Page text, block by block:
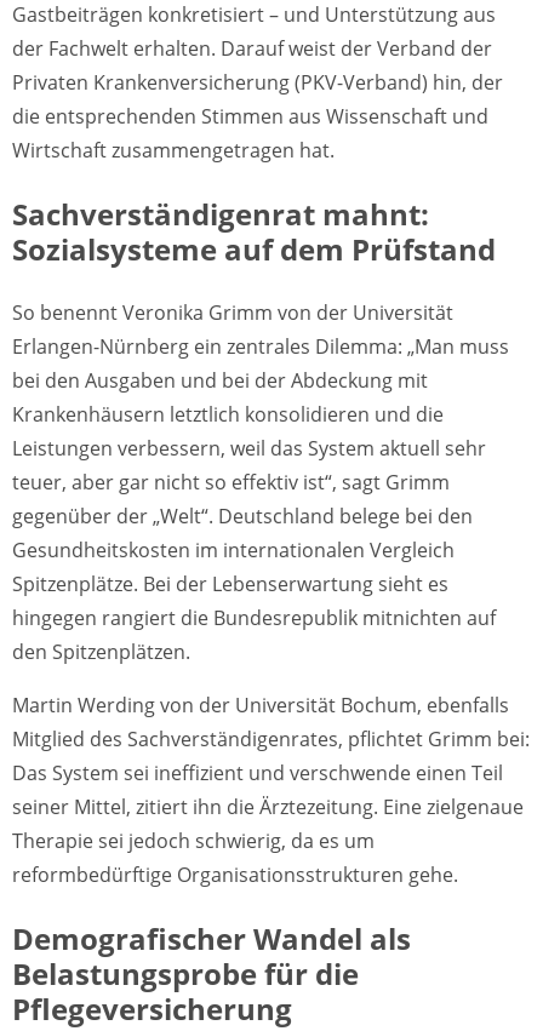
Gastbeiträgen konkretisiert – und Unterstützung aus
der Fachwelt erhalten. Darauf weist der Verband der
Privaten Krankenversicherung (PKV-Verband) hin, der
die entsprechenden Stimmen aus Wissenschaft und
Wirtschaft zusammengetragen hat.
Sachverständigenrat mahnt:
Sozialsysteme auf dem Prüfstand
So benennt Veronika Grimm von der Universität
Erlangen-Nürnberg ein zentrales Dilemma: „Man muss
bei den Ausgaben und bei der Abdeckung mit
Krankenhäusern letztlich konsolidieren und die
Leistungen verbessern, weil das System aktuell sehr
teuer, aber gar nicht so effektiv ist“, sagt Grimm
gegenüber der „Welt“. Deutschland belege bei den
Gesundheitskosten im internationalen Vergleich
Spitzenplätze. Bei der Lebenserwartung sieht es
hingegen rangiert die Bundesrepublik mitnichten auf
den Spitzenplätzen.
Martin Werding von der Universität Bochum, ebenfalls
Mitglied des Sachverständigenrates, pflichtet Grimm bei:
Das System sei ineffizient und verschwende einen Teil
seiner Mittel, zitiert ihn die Ärztezeitung. Eine zielgenaue
Therapie sei jedoch schwierig, da es um
reformbedürftige Organisationsstrukturen gehe.
Demografischer Wandel als
Belastungsprobe für die
Pflegeversicherung